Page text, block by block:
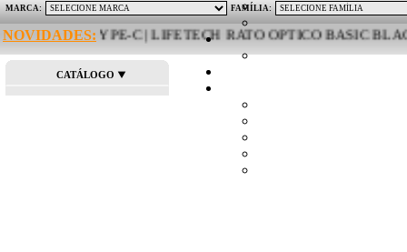
MARCA: FAMÍLIA:
NOVIDADES:
A USB-C TYPE-C | LIFETECH RATO OPTICO BASIC
CATÁLOGO